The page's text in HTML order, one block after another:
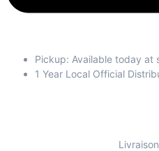
Pickup: Available today at
1 Year Local Official